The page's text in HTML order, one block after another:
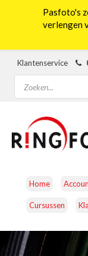
Klantenservice
Producten
zoeken
Home
Cursussen
CAMERA’S
Pasfoto's
verlengen